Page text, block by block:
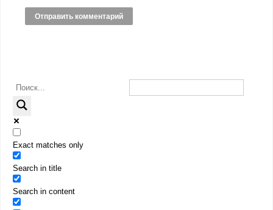
Exact matches only
Search in title
Search in content